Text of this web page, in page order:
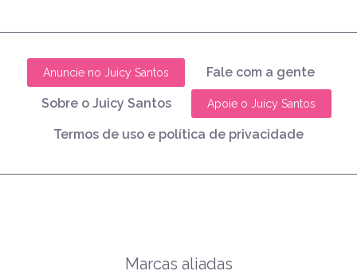
Anuncie no Juicy Santos Fale com a gente
Sobre o Juicy Santos Apoie o Juicy Santos
Termos de uso e política de privacidade
Marcas aliadas